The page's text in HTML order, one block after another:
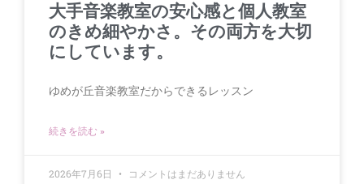
大手音楽教室の安心感と個人教室
のきめ細やかさ。その両方を大切
にしています。
ゆめが丘音楽教室だからできるレッスン
続きを読む »
2026年7月6日 コメントはまだありません